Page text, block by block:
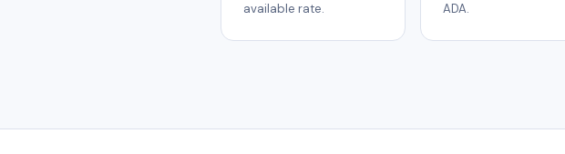
available rate.
ADA.